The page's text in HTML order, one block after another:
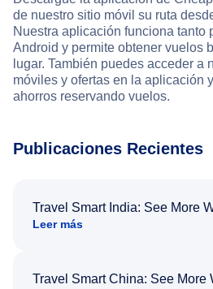
de nuestro sitio móvil su ruta
Nuestra aplicación funciona tanto
Android y permite obtener vuelos
lugar. También puedes acceder a
móviles y ofertas en la aplicación
ahorros reservando vuelos.
Publicaciones Recientes
Travel Smart India: See More
Leer más
Travel Smart China: See More